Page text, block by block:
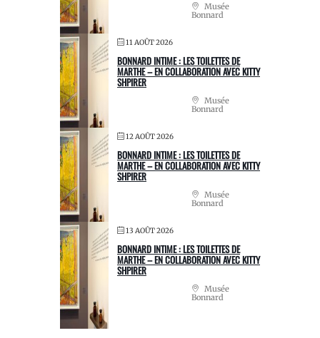
Musée
Bonnard
11 AOÛT 2026
BONNARD INTIME : LES TOILETTES DE
MARTHE – EN COLLABORATION AVEC KITTY
SHPIRER
Musée
Bonnard
12 AOÛT 2026
BONNARD INTIME : LES TOILETTES DE
MARTHE – EN COLLABORATION AVEC KITTY
SHPIRER
Musée
Bonnard
13 AOÛT 2026
BONNARD INTIME : LES TOILETTES DE
MARTHE – EN COLLABORATION AVEC KITTY
SHPIRER
Musée
Bonnard